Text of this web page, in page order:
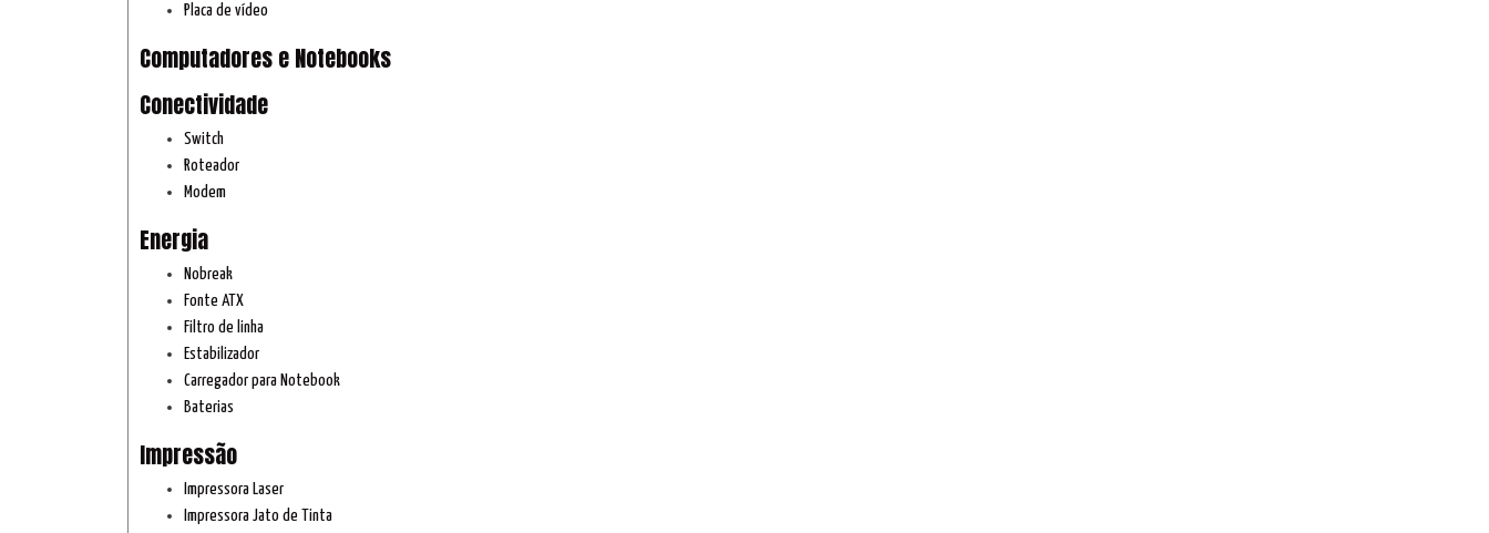
Placa de vídeo
Computadores e Notebooks
Conectividade
Switch
Roteador
Modem
Energia
Nobreak
Fonte ATX
Filtro de linha
Estabilizador
Carregador para Notebook
Baterias
Impressão
Impressora Laser
Impressora Jato de Tinta